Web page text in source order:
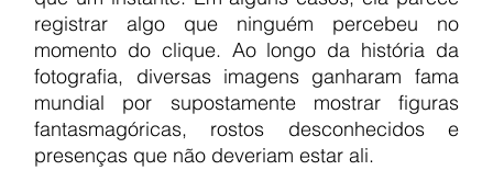
registrar algo que ninguém percebeu no
momento do clique. Ao longo da história da
fotografia, diversas imagens ganharam fama
mundial por supostamente mostrar figuras
fantasmagóricas, rostos desconhecidos e
presenças que não deveriam estar ali.